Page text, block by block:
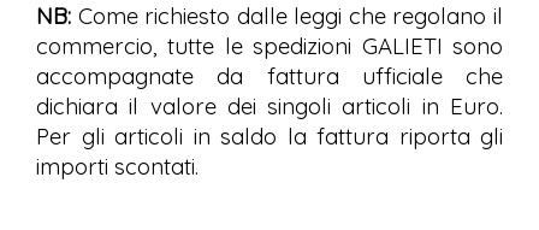
NB: Come richiesto dalle leggi che regolano il
commercio, tutte le spedizioni GALIETI sono
accompagnate da fattura ufficiale che
dichiara il valore dei singoli articoli in Euro.
Per gli articoli in saldo la fattura riporta gli
importi scontati.